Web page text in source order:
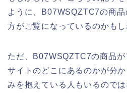
ように、B07WSQZTC7の商
方がご覧になっているのかもし
ただ、B07WSQZTC7の商品
サイトのどこにあるのかが分
みを抱えている人もいるので